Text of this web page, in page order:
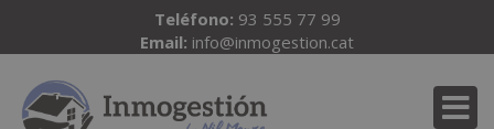
Teléfono: 93 555 77 99
Email: info@inmogestion.cat